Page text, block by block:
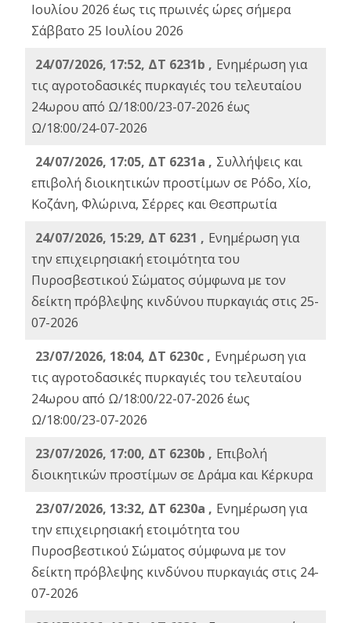
Ιουλίου 2026 έως τις πρωινές ώρες σήμερα
Σάββατο 25 Ιουλίου 2026
24/07/2026, 17:52, ΔΤ 6231b , Ενημέρωση για
τις αγροτοδασικές πυρκαγιές του τελευταίου
24ωρου από Ω/18:00/23-07-2026 έως
Ω/18:00/24-07-2026
24/07/2026, 17:05, ΔΤ 6231a , Συλλήψεις και
επιβολή διοικητικών προστίμων σε Ρόδο, Χίο,
Κοζάνη, Φλώρινα, Σέρρες και Θεσπρωτία
24/07/2026, 15:29, ΔΤ 6231 , Ενημέρωση για
την επιχειρησιακή ετοιμότητα του
Πυροσβεστικού Σώματος σύμφωνα με τον
δείκτη πρόβλεψης κινδύνου πυρκαγιάς στις 25-
07-2026
23/07/2026, 18:04, ΔΤ 6230c , Ενημέρωση για
τις αγροτοδασικές πυρκαγιές του τελευταίου
24ωρου από Ω/18:00/22-07-2026 έως
Ω/18:00/23-07-2026
23/07/2026, 17:00, ΔΤ 6230b , Επιβολή
διοικητικών προστίμων σε Δράμα και Κέρκυρα
23/07/2026, 13:32, ΔΤ 6230a , Ενημέρωση για
την επιχειρησιακή ετοιμότητα του
Πυροσβεστικού Σώματος σύμφωνα με τον
δείκτη πρόβλεψης κινδύνου πυρκαγιάς στις 24-
07-2026